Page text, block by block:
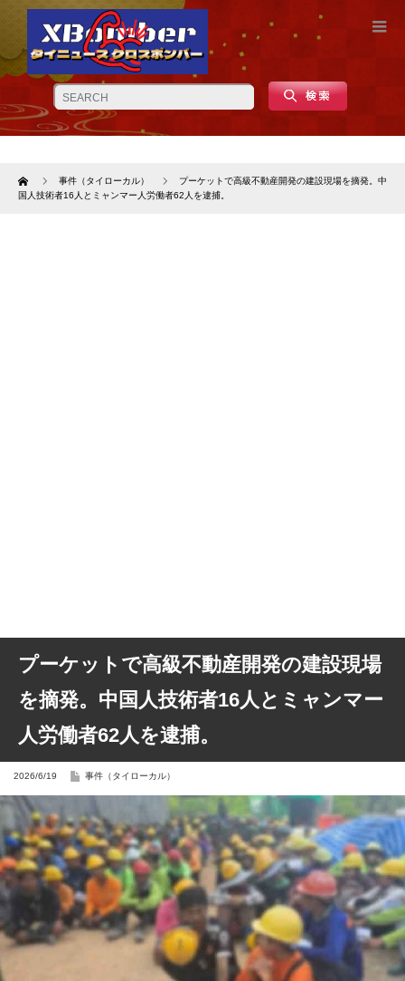
Home 事件（タイローカル）
プーケットで高級不動産開発の建設現場を摘発。中
国人技術者16人とミャンマー人労働者62人を逮捕。
プーケットで高級不動産開発の建設現場
を摘発。中国人技術者16人とミャンマー
人労働者62人を逮捕。
2026/6/19 事件（タイローカル）